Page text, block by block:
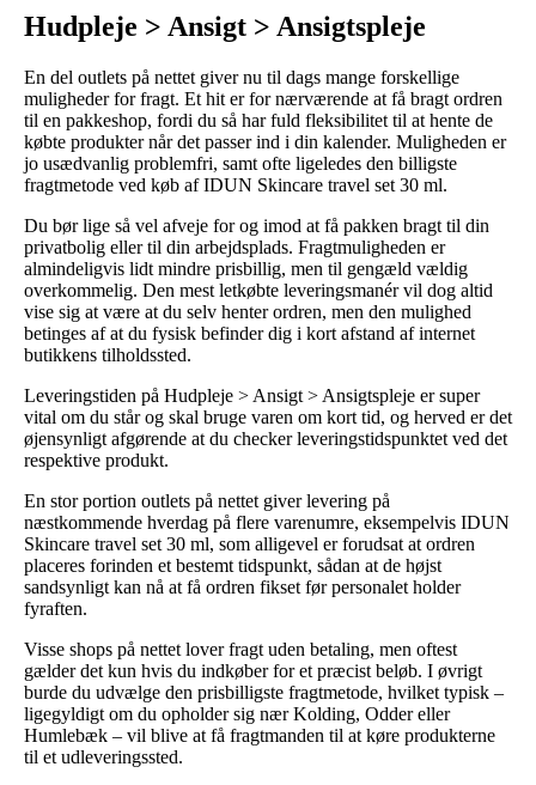
Hudpleje > Ansigt > Ansigtspleje
En del outlets på nettet giver nu til dags mange forskellige
muligheder for fragt. Et hit er for nærværende at få bragt ordren
til en pakkeshop, fordi du så har fuld fleksibilitet til at hente de
købte produkter når det passer ind i din kalender. Muligheden er
jo usædvanlig problemfri, samt ofte ligeledes den billigste
fragtmetode ved køb af IDUN Skincare travel set 30 ml.
Du bør lige så vel afveje for og imod at få pakken bragt til din
privatbolig eller til din arbejdsplads. Fragtmuligheden er
almindeligvis lidt mindre prisbillig, men til gengæld vældig
overkommelig. Den mest letkøbte leveringsmanér vil dog altid
vise sig at være at du selv henter ordren, men den mulighed
betinges af at du fysisk befinder dig i kort afstand af internet
butikkens tilholdssted.
Leveringstiden på Hudpleje > Ansigt > Ansigtspleje er super
vital om du står og skal bruge varen om kort tid, og herved er det
øjensynligt afgørende at du checker leveringstidspunktet ved det
respektive produkt.
En stor portion outlets på nettet giver levering på
næstkommende hverdag på flere varenumre, eksempelvis IDUN
Skincare travel set 30 ml, som alligevel er forudsat at ordren
placeres forinden et bestemt tidspunkt, sådan at de højst
sandsynligt kan nå at få ordren fikset før personalet holder
fyraften.
Visse shops på nettet lover fragt uden betaling, men oftest
gælder det kun hvis du indkøber for et præcist beløb. I øvrigt
burde du udvælge den prisbilligste fragtmetode, hvilket typisk –
ligegyldigt om du opholder sig nær Kolding, Odder eller
Humlebæk – vil blive at få fragtmanden til at køre produkterne
til et udleveringssted.